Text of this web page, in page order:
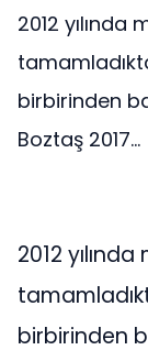
2012 yılında
birbirinden
Boztaş 2017...
2012
birbirinden